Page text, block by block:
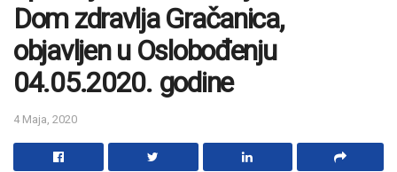
Dom zdravlja Gračanica,
objavljen u Oslobođenju
04.05.2020. godine
4 Maja, 2020